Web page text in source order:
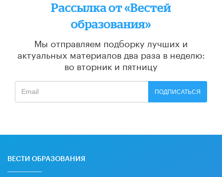
Рассылка от «Вестей
образования»
Мы отправляем подборку лучших и
актуальных материалов два раза в неделю:
во вторник и пятницу
ПОДПИСАТЬСЯ
ВЕСТИ ОБРАЗОВАНИЯ